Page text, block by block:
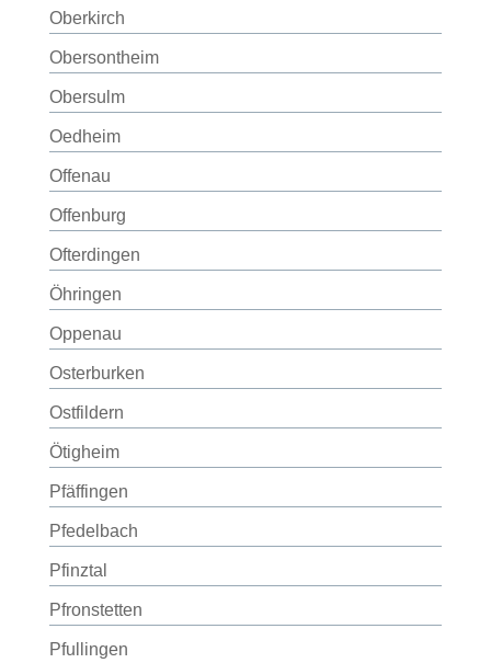
Oberkirch
Obersontheim
Obersulm
Oedheim
Offenau
Offenburg
Ofterdingen
Öhringen
Oppenau
Osterburken
Ostfildern
Ötigheim
Pfäffingen
Pfedelbach
Pfinztal
Pfronstetten
Pfullingen